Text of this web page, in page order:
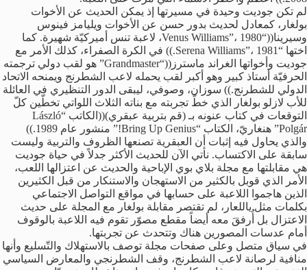
لم تكن جوديت وحيدة في مسيرتها إذ يمكن الحديث عن الأخوات
بولغار، كمعادل لحديث بدور حسن عن الأخوات ويليامز فينوس
وسيرينا((“Venus Williams”، 1980، لاعبة تنس أميركيّة شهيرة. كما
اختها “Serena Williams”، 1981.)) في الكرة الصفراء، كذلك الأمر مع
جوديت وأخواتها الغراند ماسترز((“Grandmaster” هو لقب دولي ترجمته
الحرفيّة أستاذ كبير وهو أكبر لقب يحمله لاعب الشطرنج ويمنحه الاتحاد
الدولي للشطرنج.)) سوزان، وصوفي، ليبقى الدور التنظيري في العائلة
للأب لازلو بولغار الذي خطّ تجربته مع بناته الثلاث اللواتي تخطّين كلّ
التوقعات في كتاب عنونه بـ (قم بتربية عبقري)((الكاتب “László
Polgár” هنغاريّ، الكتاب “Bring Up Genius!” منشور عام 1989.))
والذي يحاول فيه إثبات أن العبقرية تصنعها الظروف والتربية وليست
سابقة على الاكتساب. نأتي الآن للحديث الأكثر جدلاً في حياة جوديت
هي مقابلتها مع مجلة بلاي بوي الإباحية والحديث عن اعتزالها اللعب،
الأمر الذي قوبل بالكثير من الاستهجان والاستنكار من قبل الكثيرين
الذين هاجموا اللاعبة على حسابها في مواقع التواصل الاجتماعي
بكلمات مثل ياللعار، لم تقتصر مقابلة بولغار مع المجلة على حديث
الاعتزال بل أُرفقَ معه أيضاً مقطع مصوّر تقوم فيه اللاعبة بالوقوف
أمام عدسات المصورين هناك وتتحدث عن تجربتها.
في سياق متصل وعلى صفحات مجلة توصف بالاستهلاك والتّسليع وأنها
منافية لرصانة لاعب الشطرنج، وقف الشطرنجي والمعارض السياسي